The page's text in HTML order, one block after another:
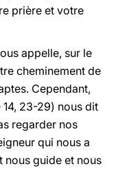
prière et votre
appelle, sur le
cheminement de
Cependant,
14, 23-29) nous dit
regarder nos
qui nous a
nous guide et nous